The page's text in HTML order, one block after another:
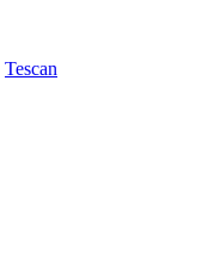
Tescan